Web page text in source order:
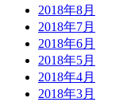
2018年8月
2018年7月
2018年6月
2018年5月
2018年4月
2018年3月